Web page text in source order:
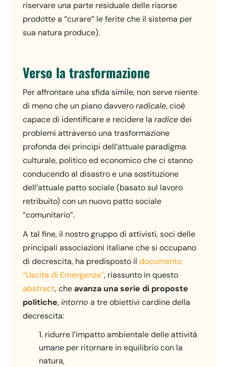
riservare una parte residuale delle risorse
prodotte a “curare” le ferite che il sistema per
sua natura produce).
Verso la trasformazione
Per affrontare una sfida simile, non serve niente
di meno che un piano davveroradicale, cioè
capace di identificare e recidere laradicedei
problemi attraverso una trasformazione
profonda dei principi dell’attuale paradigma
culturale, politico ed economico che ci stanno
conducendo al disastro e una sostituzione
dell’attuale patto sociale (basato sul lavoro
retribuito) con un nuovo patto sociale
“comunitario”.
A tal fine, il nostro gruppo di attivisti, soci delle
principali associazioni italiane che si occupano
di decrescita, ha predisposto ildocumento
“Uscita di Emergenza”, riassunto in questo
abstract, cheavanza una serie di proposte
politiche,intorno a tre obiettivi cardine della
decrescita:
ridurre l’impatto ambientale delle attività
umane per ritornare in equilibrio con la
natura,